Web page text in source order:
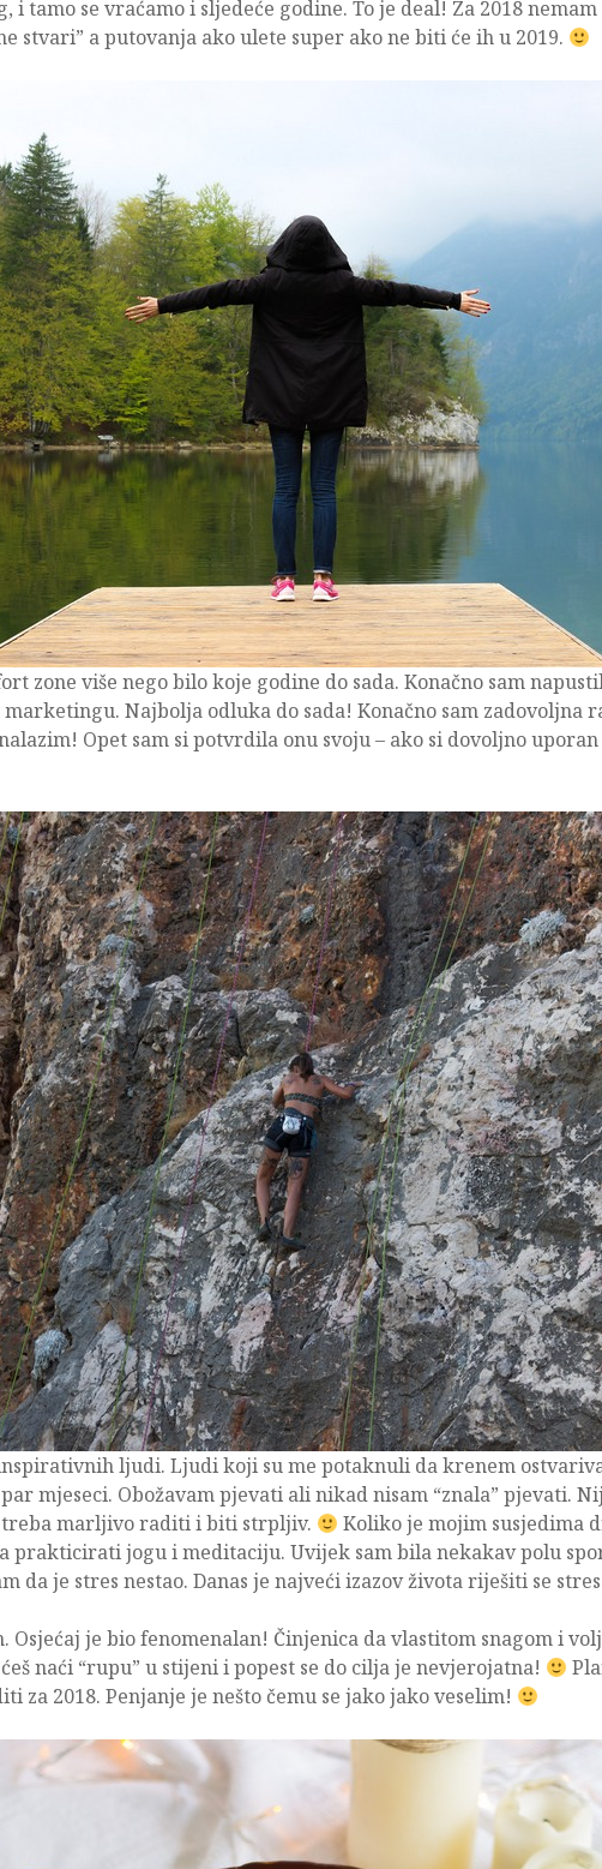
i tamo se vraćamo i sljedeće godine. To je deal! Za 2018
stvari” a putovanja ako ulete super ako ne biti će ih u 2019.
zone više nego bilo koje godine do sada. Konačno sam
Najbolja odluka do sada! Konačno sam zadovoljna
Opet sam si potvrdila onu svoju – ako si dovoljno uporan
ljudi. Ljudi koji su me potaknuli da krenem
mjeseci. Obožavam pjevati ali nikad nisam “znala” pjevati.
treba marljivo raditi i biti strpljiv.
Koliko je mojim susjedima
prakticirati jogu i meditaciju. Uvijek sam bila nekakav polu
da je stres nestao. Danas je najveći izazov života riješiti se
Osjećaj je bio fenomenalan! Činjenica da vlastitom snagom i
naći “rupu” u stijeni i popest se do cilja je nevjerojatna!
za 2018. Penjanje je nešto čemu se jako jako veselim!